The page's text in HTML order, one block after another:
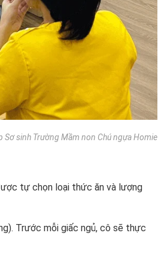
Sơ sinh Trường Mầm non Chú ngựa Homie
tự chọn loại thức ăn và lượng
Trước mỗi giấc ngủ, cô sẽ thực